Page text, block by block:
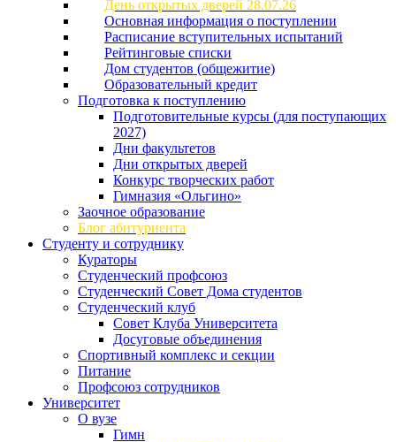
День открытых дверей 28.07.26
Основная информация о поступлении
Расписание вступительных испытаний
Рейтинговые списки
Дом студентов (общежитие)
Образовательный кредит
Подготовка к поступлению
Подготовительные курсы (для поступающих
2027)
Дни факультетов
Дни открытых дверей
Конкурс творческих работ
Гимназия «Ольгино»
Заочное образование
Блог абитуриента
Студенту и сотруднику
Кураторы
Студенческий профсоюз
Студенческий Совет Дома студентов
Студенческий клуб
Совет Клуба Университета
Досуговые объединения
Спортивный комплекс и секции
Питание
Профсоюз сотрудников
Университет
О вузе
Гимн